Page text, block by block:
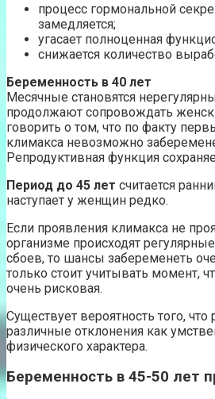
процесс гормональной
замедляется;
угасает полноценная
снижается количество
Беременность в 40 лет
Месячные становятся
продолжают сопровождать
говорить о том, что по факту
климакса невозможно
Репродуктивная функция
Период до 45 лет считается
наступает у женщин редко.
Если проявления климакса не
организме происходят
сбоев, то шансы забеременеть
только стоит учитывать момент,
очень рисковая.
Существует вероятность того,
различные отклонения как
физического характера.
Беременность в 45-50 лет